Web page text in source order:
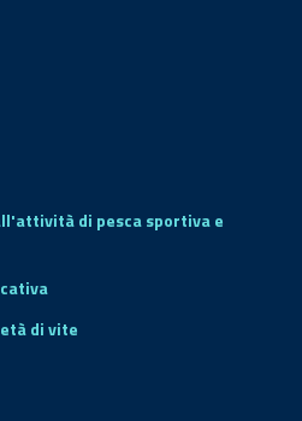
di pesca sportiva e
di vite